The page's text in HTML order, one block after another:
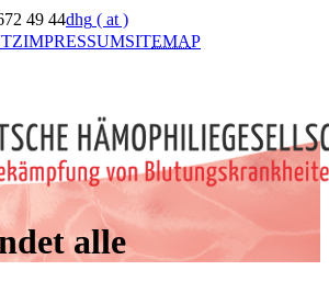
49 44dhg ( at )
IMPRESSUMSITEMAP
alle